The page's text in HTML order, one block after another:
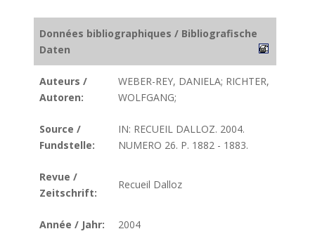
Données bibliographiques / Bibliografische
Daten
Auteurs /
Autoren:
WEBER-REY, DANIELA; RICHTER,
WOLFGANG;
Source /
Fundstelle:
IN: RECUEIL DALLOZ. 2004.
NUMERO 26. P. 1882 - 1883.
Revue /
Zeitschrift:
Recueil Dalloz
Année / Jahr: 2004